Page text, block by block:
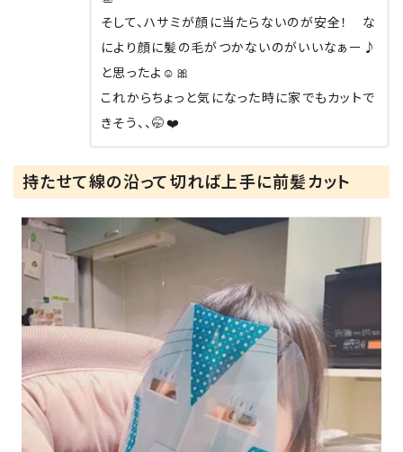
そして、ハサミが顔に当たらないのが安全！ な
により顔に髪の毛がつかないのがいいなぁー♪
と思ったよ☺️🎀
これからちょっと気になった時に家でもカットで
きそう、、🤭❤️
持たせて線の沿って切れば上手に前髪カット